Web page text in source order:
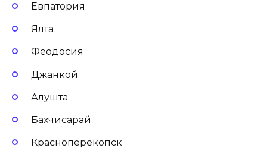
Евпатория
Ялта
Феодосия
Джанкой
Алушта
Бахчисарай
Красноперекопск